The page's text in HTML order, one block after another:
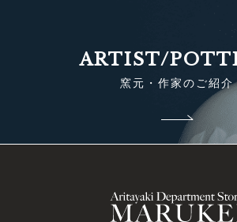
ARTIST/
窯元・作家のご紹介